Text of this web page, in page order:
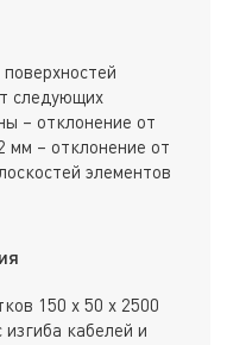
следующих
– отклонение от
мм – отклонение от
элементов
150 х 50 х 2500
кабелей и